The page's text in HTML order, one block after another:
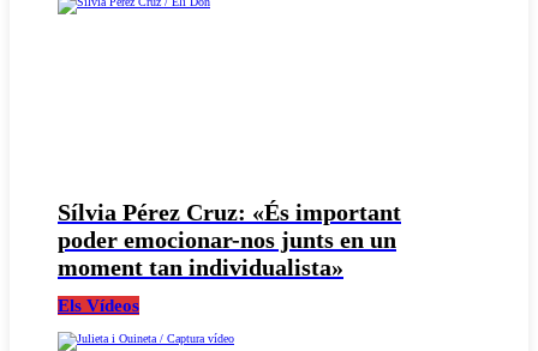
Sílvia Pérez Cruz: «És important
poder emocionar-nos junts en un
moment tan individualista»
Els Vídeos